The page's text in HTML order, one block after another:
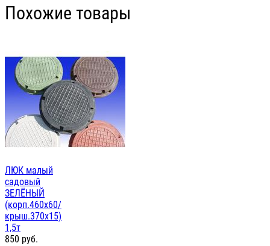
Похожие товары
ЛЮК малый
садовый
ЗЕЛЁНЫЙ
(корп.460х60/
крыш.370х15)
1,5т
850 руб.